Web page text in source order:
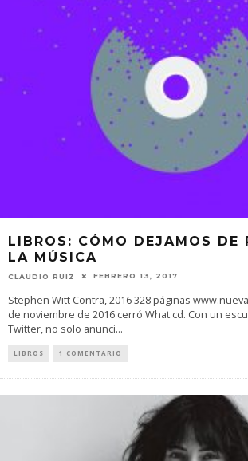
LIBROS: CÓMO DEJAMOS DE
LA MÚSICA
CLAUDIO RUIZ FEBRERO 13, 2017
Stephen Witt Contra, 2016 328 páginas
de noviembre de 2016 cerró What.cd. Con un
Twitter, no solo anunci...
LIBROS 1 COMENTARIO